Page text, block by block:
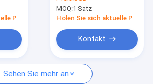
uns in Verbindung
Zitat
Holen Sie sich aktuelle Preis
hoher Ertrag-
Doppelt-Strahl
MOQ:1 Satz
Holen Sie sich aktuelle Preis
Kontakt
Sehen Sie mehr an